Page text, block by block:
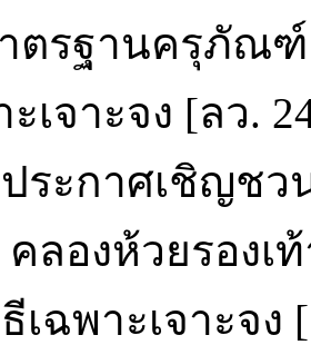
ตรฐานครุภัณฑ์
เจาะจง [ลว.
ระกาศเชิญชว
คลองห้วยรอง
เฉพาะเจาะจง